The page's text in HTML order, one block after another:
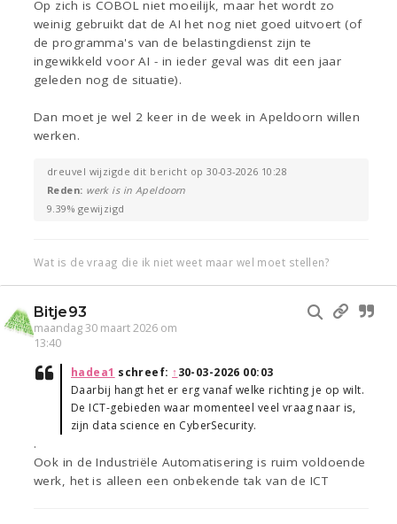
Op zich is COBOL niet moeilijk, maar het wordt zo
weinig gebruikt dat de AI het nog niet goed uitvoert (of
de programma's van de belastingdienst zijn te
ingewikkeld voor AI - in ieder geval was dit een jaar
geleden nog de situatie).
Dan moet je wel 2 keer in de week in Apeldoorn willen
werken.
dreuvel wijzigde dit bericht op 30-03-2026 10:28
Reden: werk is in Apeldoorn
9.39% gewijzigd
Wat is de vraag die ik niet weet maar wel moet stellen?
Bitje93
maandag 30 maart 2026 om
13:40
hadea1 schreef: ↑30-03-2026 00:03
Daarbij hangt het er erg vanaf welke richting je op wilt.
De ICT-gebieden waar momenteel veel vraag naar is,
zijn data science en CyberSecurity.
.
Ook in de Industriële Automatisering is ruim voldoende
werk, het is alleen een onbekende tak van de ICT